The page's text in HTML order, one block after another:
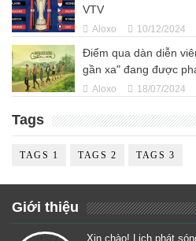
VTV
Aloxo 10/12/2024
Điểm qua dàn diễn
gần xa" đang được
Aloxo 18/07/2024
Tags
TAGS 1 TAGS 2 TAGS 3
Giới thiệu
Xin chào! Lịch phát